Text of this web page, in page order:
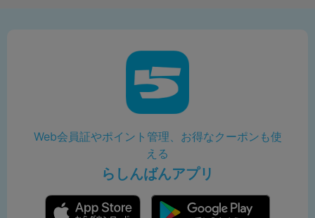
Web会員証やポイント管理、お得なクーポンも使
える
らしんばんアプリ